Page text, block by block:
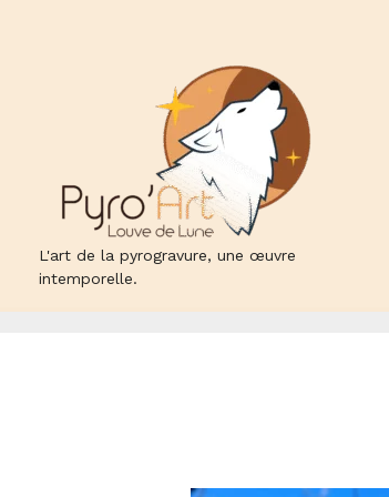
L'art de la pyrogravure, une œuvre
intemporelle.